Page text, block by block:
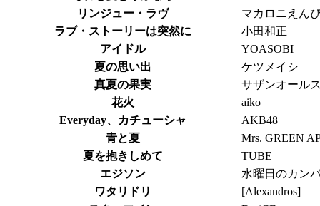
リンジュー・ラヴ
マカロニえん
ラブ・ストーリーは突然に
小田和正
アイドル
YOASOBI
夏の思い出
ケツメイシ
真夏の果実
サザンオール
花火
aiko
Everyday、カチューシャ
AKB48
青と夏
Mrs. GREEN
夏を抱きしめて
TUBE
エジソン
水曜日のカン
ワタリドリ
[Alexandros]